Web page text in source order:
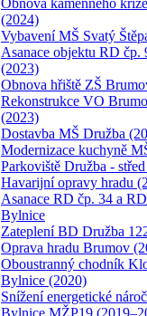
Obnova kamenného
(2024)
Vybavení MŠ Svatý
Asanace objektu RD
(2023)
Obnova hřiště ZŠ
Rekonstrukce VO
(2023)
Dostavba MŠ Družba
Modernizace kuchyně
Parkoviště Družba -
Havarijní opravy hradu
Asanace RD čp. 34 a
Bylnice
Zateplení BD Družba
Oprava hradu Brumov
Oboustranný chodník
Bylnice (2020)
Snížení energetické
Bylnice MŽP19